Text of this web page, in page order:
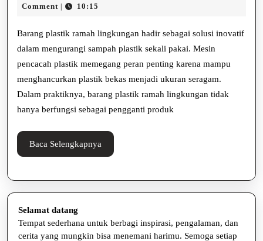
Comment
10:15
Barang plastik ramah lingkungan hadir sebagai solusi inovatif
dalam mengurangi sampah plastik sekali pakai. Mesin
pencacah plastik memegang peran penting karena mampu
menghancurkan plastik bekas menjadi ukuran seragam.
Dalam praktiknya, barang plastik ramah lingkungan tidak
hanya berfungsi sebagai pengganti produk
Baca Selengkapnya
Selengkapnya
Selamat datang
Tempat sederhana untuk berbagi inspirasi, pengalaman, dan
cerita yang mungkin bisa menemani harimu. Semoga setiap